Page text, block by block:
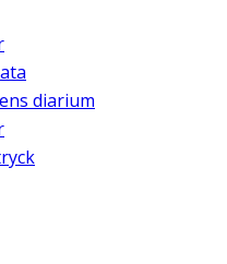
diarium